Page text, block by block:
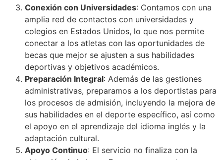
Conexión con Universidades: Contamos con una
amplia red de contactos con universidades y
colegios en Estados Unidos, lo que nos permite
conectar a los atletas con las oportunidades de
becas que mejor se ajusten a sus habilidades
deportivas y objetivos académicos.
Preparación Integral: Además de las gestiones
administrativas, preparamos a los deportistas para
los procesos de admisión, incluyendo la mejora de
sus habilidades en el deporte específico, así como
el apoyo en el aprendizaje del idioma inglés y la
adaptación cultural.
Apoyo Continuo: El servicio no finaliza con la